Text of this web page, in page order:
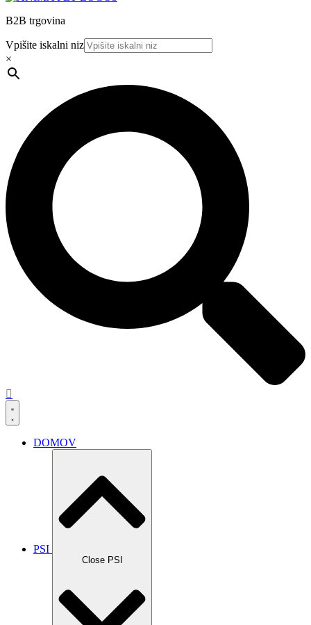
B2B trgovina
Vpišite iskalni niz
×
DOMOV
PSI
Close PSI